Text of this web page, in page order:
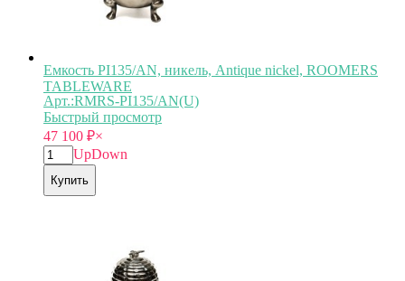
Емкость PI135/AN, никель, Antique nickel, ROOMERS
TABLEWARE
Арт.:RMRS-PI135/AN(U)
Быстрый просмотр
47 100 ₽×
UpDown
Купить